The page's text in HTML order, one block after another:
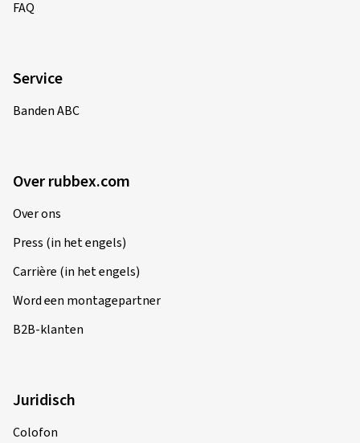
FAQ
Service
Banden ABC
Over rubbex.com
Over ons
Press (in het engels)
Carrière (in het engels)
Word een montagepartner
B2B-klanten
Juridisch
Colofon